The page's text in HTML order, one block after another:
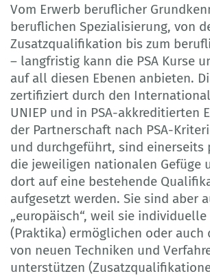
Vom Erwerb beruflicher
beruflichen Spezialisierung, von
Zusatzqualifikation bis zum
– langfristig kann die PSA Kurse
auf all diesen Ebenen anbieten.
zertifiziert durch den
UNIEP und in PSA-akkreditierten
der Partnerschaft nach PSA-
und durchgeführt, sind einerseits
die jeweiligen nationalen Gefüge
dort auf eine bestehende
aufgesetzt werden. Sie sind aber
„europäisch“, weil sie
(Praktika) ermöglichen oder auch
von neuen Techniken und
unterstützen